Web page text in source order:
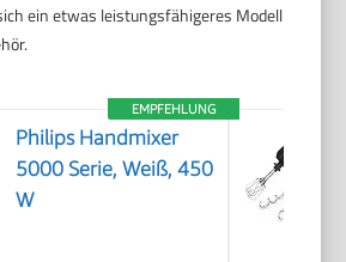
ein etwas leistungsfähigeres Modell
EMPFEHLUNG
Philips Handmixer
5000 Serie, Weiß, 450
W